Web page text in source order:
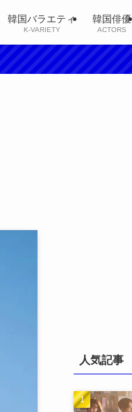
韓国バラエティ
K-VARIETY
韓国俳優
ACTORS
人気記事